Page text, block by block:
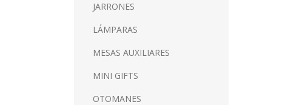
JARRONES
LÁMPARAS
MESAS AUXILIARES
MINI GIFTS
OTOMANES